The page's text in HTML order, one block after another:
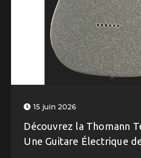
15 juin 2026
Découvrez la Thomann
Une Guitare Électrique